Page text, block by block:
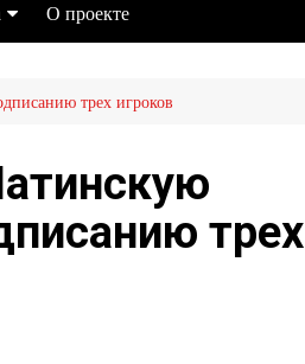
О проекте
трех игроков
трех